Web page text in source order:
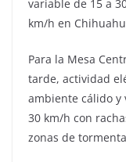
variable de 15 a
km/h en
Para la Mesa
tarde, actividad
ambiente cálido y
30 km/h con
zonas de